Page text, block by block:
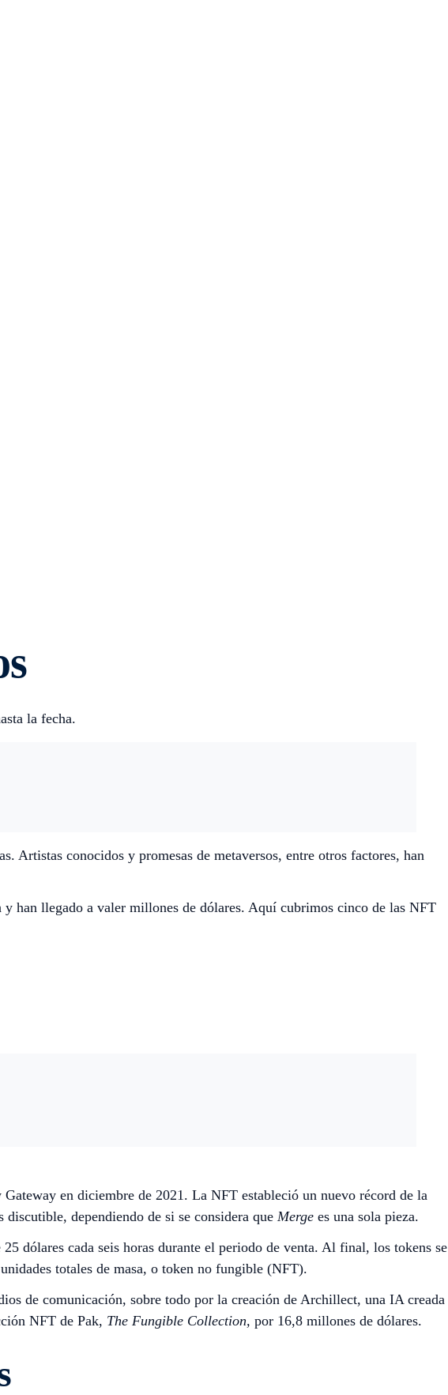
la fecha.
Artistas conocidos y promesas de metaversos, entre otros factores, han
han llegado a valer millones de dólares. Aquí cubrimos cinco de las NFT
en diciembre de 2021. La NFT estableció un nuevo récord de la
dependiendo de si se considera que Merge es una sola pieza.
dólares cada seis horas durante el periodo de venta. Al final, los tokens se
totales de masa, o token no fungible (NFT).
de comunicación, sobre todo por la creación de Archillect, una IA creada
NFT de Pak, The Fungible Collection, por 16,8 millones de dólares.